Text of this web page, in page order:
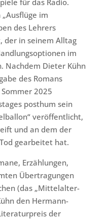
im
des Lehrers
der in seinem Alltag
im
Nachdem Dieter Kühn
des Romans
2025
posthum sein
veröffentlicht,
und an dem der
gearbeitet hat.
Erzählungen,
Übertragungen
(das „Mittelalter-
den Hermann-
der